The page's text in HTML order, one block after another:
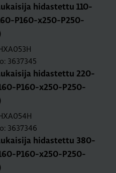
hi­das­tet­tu 110-
P160-x250-P250-
3637345
hi­das­tet­tu 220-
P160-x250-P250-
3637346
hi­das­tet­tu 380-
P160-x250-P250-